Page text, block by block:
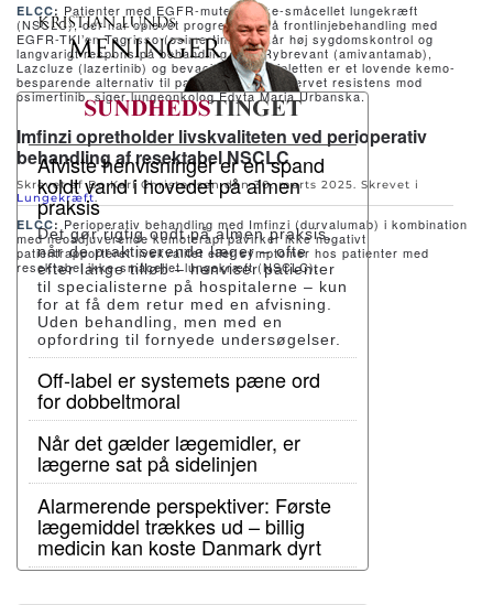
ELCC: Patienter med EGFR-muteret ikke-småcellet lungekræft
(NSCLC), der har oplevet progression på frontlinjebehandling med
EGFR-TKI’en Tagrisso (osimertinib) opnår høj sygdomskontrol og
langvarigt respons på behandling med Rybrevant (amivantamab),
Lazcluze (lazertinib) og bevacizumab. Tripletten er et lovende kemo-
besparende alternativ til patienter med erhvervet resistens mod
osimertinib, siger lungeonkolog Edyta Maria Urbanska.
Imfinzi opretholder livskvaliteten ved perioperativ
behandling af resektabel NSCLC
Skrevet af Bo Karl Christensen den30. marts 2025. Skrevet i
Lungekræft.
ELCC: Perioperativ behandling med Imfinzi (durvalumab) i kombination
med neoadjuverende kemoterapi påvirker ikke negativt
patientrapporteret livskvalitet eller symptomer hos patienter med
resektabel ikke-småcellet lungekræft (NSCLC).
Afviste henvisninger er en spand
koldt vand i hovedet på almen
praksis
Det gør rigtig ondt på almen praksis,
når de praktiserende læger – ofte
efter lange tilløb – henviser patienter
til specialisterne på hospitalerne – kun
for at få dem retur med en afvisning.
Uden behandling, men med en
opfordring til fornyede undersøgelser.
Off-label er systemets pæne ord
for dobbeltmoral
Når det gælder lægemidler, er
lægerne sat på sidelinjen
Alarmerende perspektiver: Første
lægemiddel trækkes ud – billig
medicin kan koste Danmark dyrt